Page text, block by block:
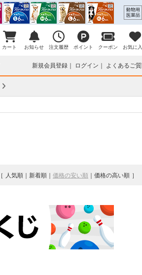
カート お知らせ 注文履歴 ポイント クーポン お気に
新規会員登録 ログイン よくあるご
人気順 新着順 価格の安い順 価格の高い順